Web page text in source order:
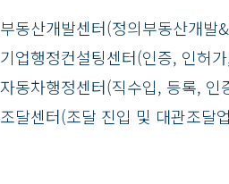
부동산개발센터(정의부동산개발
기업행정컨설팅센터(인증, 인허
자동차행정센터(직수입, 등록, 인
조달센터(조달 진입 및 대관조달